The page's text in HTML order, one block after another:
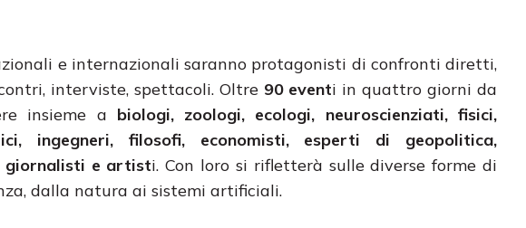
e internazionali saranno protagonisti di confronti diretti,
interviste, spettacoli. Oltre 90 eventi in quattro giorni da
insieme a biologi, zoologi, ecologi, neuroscienziati, fisici,
ingegneri, filosofi, economisti, esperti di geopolitica,
giornalisti e artisti. Con loro si rifletterà sulle diverse forme di
dalla natura ai sistemi artificiali.